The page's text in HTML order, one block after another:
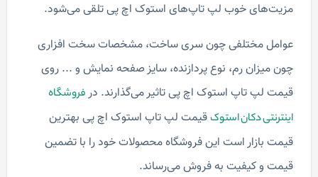
مزیت‌های خوب لپ تاپ‌های استوک اچ پی تلقی می‌شود.
عوامل مختلفی چون سری ساخت، مشخصات سخت افزاری
چون میزان رم، نوع پردازنده، سایز صفحه نمایش و ... روی
قیمت لپ تاپ استوک اچ پی تاثیر می‌گذارند. درفروشگاه
اینترنتی دکان استوکقیمت لپ تاپ استوک اچ پی بهترین
قیمت بازار است این فروشگاه محصولات خود را با تضمین
قیمت و کیفیت به فروش می‌رساند.